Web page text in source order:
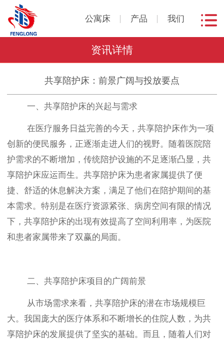
公寓床 产品 我们
资讯详情
共享陪护床：前景广阔与投放要点
一、共享陪护床的兴起与需求
在医疗服务日益完善的今天，共享陪护床作为一项
创新的便民服务，正逐渐走进人们的视野。随着医院陪
护需求的不断增加，传统陪护设施的不足逐渐凸显，共
享陪护床应运而生。共享陪护床为患者家属提供了便
捷、舒适的休息解决方案，满足了他们在陪护期间的基
本需求。特别是在医疗资源紧张、病房空间有限的情况
下，共享陪护床的出现有效提高了空间利用率，为医院
和患者家属带来了双赢的局面。
二、共享陪护床项目的广阔前景
从市场需求来看，共享陪护床的潜在市场规模巨
大。我国庞大的医疗体系和不断增长的住院人数，为共
享陪护床的发展提供了坚实的基础。而且，随着人们对